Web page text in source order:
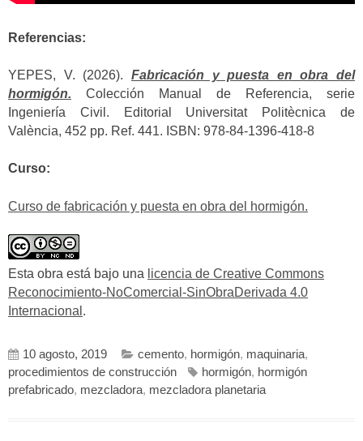
Referencias:
YEPES, V. (2026). Fabricación y puesta en obra del
hormigón. Colección Manual de Referencia, serie
Ingeniería Civil. Editorial Universitat Politècnica de
València, 452 pp. Ref. 441. ISBN: 978-84-1396-418-8
Curso:
Curso de fabricación y puesta en obra del hormigón.
Esta obra está bajo una licencia de Creative Commons
Reconocimiento-NoComercial-SinObraDerivada 4.0
Internacional .
10 agosto, 2019 cemento, hormigón, maquinaria,
procedimientos de construcción
hormigón, hormigón
prefabricado, mezcladora, mezcladora planetaria